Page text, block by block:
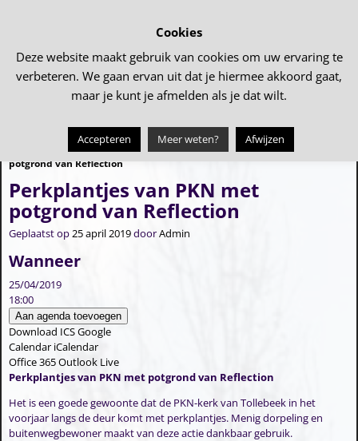
Bericht navigatie
Perkplantjes van PKN met
potgrond van Reflection
Paaseieren zoeken
Perkplantjes van PKN met
potgrond van Reflection
Geplaatst op25 april 2019doorAdmin
Wanneer
25/04/2019
18:00
Aan agenda toevoegen
Download ICSGoogle
Calendar iCalendar
Office 365Outlook Live
Perkplantjes van PKN met potgrond van Reflection
Het is een goede gewoonte dat de PKN-kerk van Tollebeek in het
voorjaar langs de deur komt met perkplantjes. Menig dorpeling en
buitenwegbewoner maakt van deze actie dankbaar gebruik.
Cookies
Deze website maakt gebruik van cookies om uw ervaring te
verbeteren. We gaan ervan uit dat je hiermee akkoord gaat,
maar je kunt je afmelden als je dat wilt.
Accepteren Meer weten? Afwijzen